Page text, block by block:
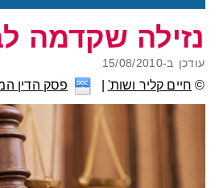
נזילה שקדמה
עודכן ב-15/08/2010
© חיים קליר ושות' פסק הדין